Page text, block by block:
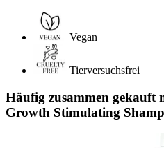
Vegan
Tierversuchsfrei
Häufig zusammen gekauft
Growth Stimulating